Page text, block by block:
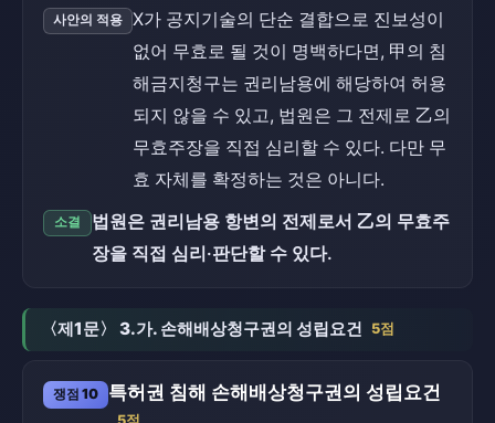
사안의 적용
X가 공지기술의 단순 결합으로 진보성이
없어 무효로 될 것이 명백하다면, 甲의 침
해금지청구는 권리남용에 해당하여 허용
되지 않을 수 있고, 법원은 그 전제로 乙의
무효주장을 직접 심리할 수 있다. 다만 무
효 자체를 확정하는 것은 아니다.
소결
법원은 권리남용 항변의 전제로서 乙의 무효주
장을 직접 심리·판단할 수 있다.
〈제1문〉 3.가. 손해배상청구권의 성립요건 5점
쟁점 10 특허권 침해 손해배상청구권의 성립요건